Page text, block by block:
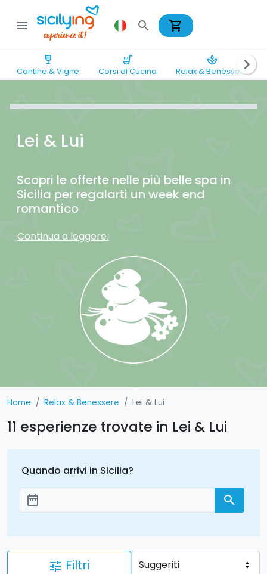
menu search shopping_cart
wine_bar
Cantine & Vigne
soup_kitchen
Corsi di Cucina
spa
Relax & Benesserechevron_right
Lei & Lui
Scopri le offerte nelle più belle spa in
Sicilia per regalarti un week end
romantico
Continua a leggere.
Home Relax & Benessere Lei & Lui
11 esperienze trovate in Lei & Lui
Quando arrivi in Sicilia?
Aggiungi le date
date_range search
tune Filtri